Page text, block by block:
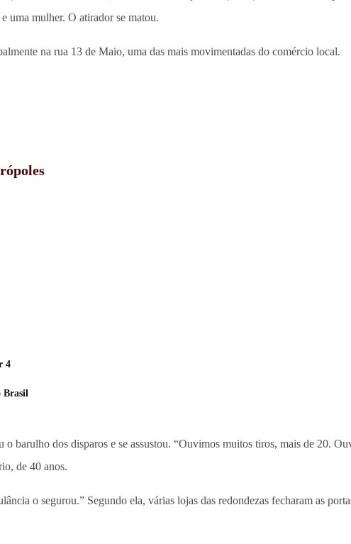
uma mulher. O atirador se matou.
na rua 13 de Maio, uma das mais movimentadas do comércio local.
4
Brasil
barulho dos disparos e se assustou. “Ouvimos muitos tiros, mais de 20.
de 40 anos.
o segurou.” Segundo ela, várias lojas das redondezas fecharam as